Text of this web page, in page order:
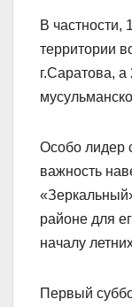
В частности,
территории
г.Саратова, а
Особо лидер
важность
районе для
началу
Первый